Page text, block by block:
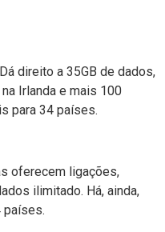
direito a 35GB de dados,
Irlanda e mais 100
para 34 países.
oferecem ligações,
ilimitado. Há, ainda,
países.